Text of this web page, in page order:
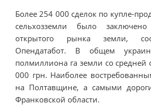
Более 254 000 сделок по купле-
сельхозземли было
открытого рынка земли,
Опендатабот. В общем
полмиллиона га земли со средней
000 грн. Наиболее
на Полтавщине, а самыми
Франковской области.